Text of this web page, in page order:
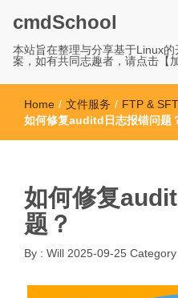
cmdSchool
本站旨在整理与分享基于Linux
案，如有共同志趣者，请点击【
Home / 文件服务 / FTP &
如何修复auditd日志报错问题
如何修复
题？
By : Will 2025-09-25 Category